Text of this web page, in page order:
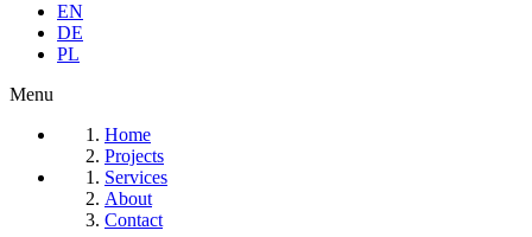
EN
DE
PL
Menu
Home
Projects
Services
About
Contact